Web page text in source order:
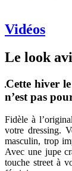
Vidéos
Le look
Cette hiver
n’est pas
Fidèle à
votre dressing.
masculin, trop
Avec une jupe
touche street à